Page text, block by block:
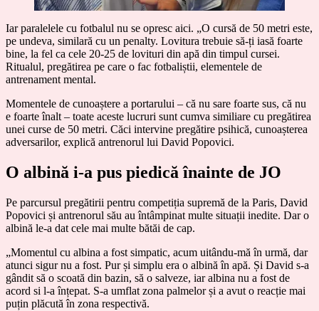
Iar paralelele cu fotbalul nu se opresc aici. „O cursă de 50 metri este,
pe undeva, similară cu un penalty. Lovitura trebuie să-ți iasă foarte
bine, la fel ca cele 20-25 de lovituri din apă din timpul cursei.
Ritualul, pregătirea pe care o fac fotbaliștii, elementele de
antrenament mental.
Momentele de cunoaștere a portarului – că nu sare foarte sus, că nu
e foarte înalt – toate aceste lucruri sunt cumva similiare cu pregătirea
unei curse de 50 metri. Căci intervine pregătire psihică, cunoașterea
adversarilor, explică antrenorul lui David Popovici.
O albină i-a pus piedică înainte de JO
Pe parcursul pregătirii pentru competiția supremă de la Paris, David
Popovici și antrenorul său au întâmpinat multe situații inedite. Dar o
albină le-a dat cele mai multe bătăi de cap.
„Momentul cu albina a fost simpatic, acum uitându-mă în urmă, dar
atunci sigur nu a fost. Pur și simplu era o albină în apă. Și David s-a
gândit să o scoată din bazin, să o salveze, iar albina nu a fost de
acord si l-a înțepat. S-a umflat zona palmelor și a avut o reacție mai
puțin plăcută în zona respectivă.